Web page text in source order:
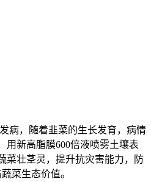
病，随着韭菜的生长发育，病情
用新高脂膜600倍液喷雾土壤表
菜壮茎灵，提升抗灾害能力，防
菜生态价值。